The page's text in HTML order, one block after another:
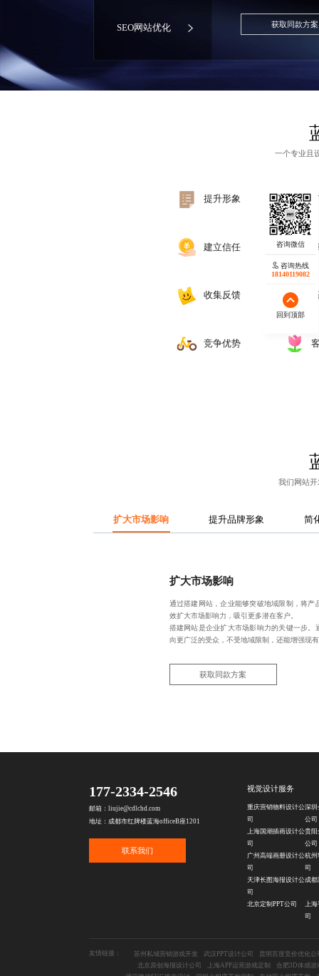
SEO网站优化 获取同款方案
一个专业且
提升形象
建立信任
收集反馈
竞争优势
我们网站
扩大市场影响 提升品牌形象 简
扩大市场影响
通过搭建网站，企业能够突破地域限制，将产
效扩大市场影响力，吸引更多潜在客户。
搭建网站是企业扩大市场影响力的关键一步。
向更广泛的受众，不受地域限制，还能增强现
获取同款方案
咨询热线
18140119082
回到顶部
177-2334-2546
邮箱：liujie@cdlchd.com
地址：成都市红牌楼蓝海officeB座1201
联系我们
视觉设计服务
重庆营销物料设计公
司
深圳
公司
上海国潮插画设计公
司
贵阳
公司
广州高端画册设计公
司
杭州
司
天津长图海报设计公
司
成
北京定制PPT公司
上海
司
友情链接： 苏州私域营销游戏开发 武汉PPT设计公司
昆明百度竞价优化公
北京原创海报设计公司
上海APP运营游戏定制
合肥3D体感游